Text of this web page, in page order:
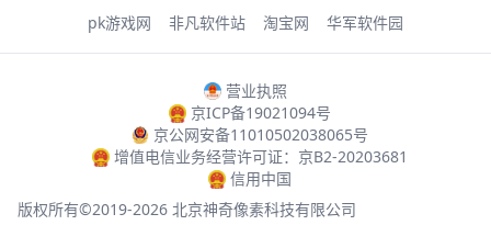
pk游戏网
非凡软件站 淘宝网 华军软件园
营业执照
京ICP备19021094号
京公网安备11010502038065号
增值电信业务经营许可证：京B2-20203681
信用中国
版权所有©2019-2026 北京神奇像素科技有限公司